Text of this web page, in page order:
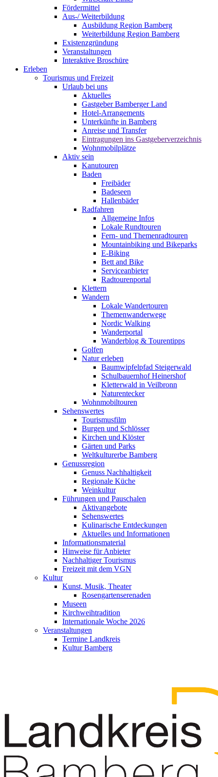
Fördermittel
Aus-/ Weiterbildung
Ausbildung Region Bamberg
Weiterbildung Region Bamberg
Existenzgründung
Veranstaltungen
Interaktive Broschüre
Erleben
Tourismus und Freizeit
Urlaub bei uns
Aktuelles
Gastgeber Bamberger Land
Hotel-Arrangements
Unterkünfte in Bamberg
Anreise und Transfer
Eintragungen ins Gastgeberverzeichnis
Wohnmobilplätze
Aktiv sein
Kanutouren
Baden
Freibäder
Badeseen
Hallenbäder
Radfahren
Allgemeine Infos
Lokale Rundtouren
Fern- und Themenradtouren
Mountainbiking und Bikeparks
E-Biking
Bett and Bike
Serviceanbieter
Radtourenportal
Klettern
Wandern
Lokale Wandertouren
Themenwanderwege
Nordic Walking
Wanderportal
Wanderblog & Tourentipps
Golfen
Natur erleben
Baumwipfelpfad Steigerwald
Schulbauernhof Heinershof
Kletterwald in Veilbronn
Naturentecker
Wohnmobiltouren
Sehenswertes
Tourismusfilm
Burgen und Schlösser
Kirchen und Klöster
Gärten und Parks
Weltkulturerbe Bamberg
Genussregion
Genuss Nachhaltigkeit
Regionale Küche
Weinkultur
Führungen und Pauschalen
Aktivangebote
Sehenswertes
Kulinarische Entdeckungen
Aktuelles und Informationen
Informationsmaterial
Hinweise für Anbieter
Nachhaltiger Tourismus
Freizeit mit dem VGN
Kultur
Kunst, Musik, Theater
Rosengartenserenaden
Museen
Kirchweihtradition
Internationale Woche 2026
Veranstaltungen
Termine Landkreis
Kultur Bamberg